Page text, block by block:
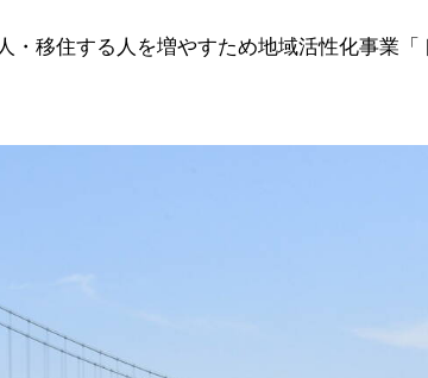
・移住する人を増やすため地域活性化事業「